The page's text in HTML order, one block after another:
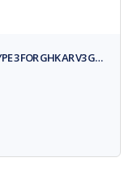
3 FOR GHK AR V3 G…